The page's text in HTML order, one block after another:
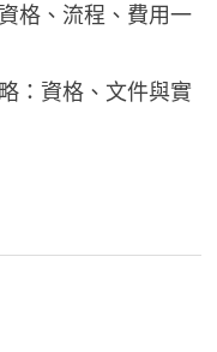
格、流程、費用一
：資格、文件與實